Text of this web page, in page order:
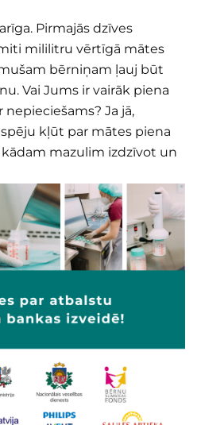
Pirmajās dzīves
mililitru vērtīgā mātes
bērniņam ļauj būt
Vai Jums ir vairāk piena
Ja jā,
kļūt par mātes piena
mazulim izdzīvot un